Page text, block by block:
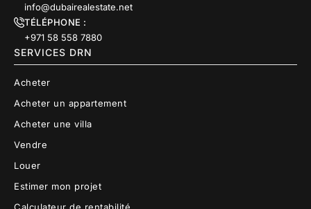
info@dubairealestate.net
TÉLÉPHONE :
+971 58 558 7880
SERVICES DRN
Acheter
Acheter un appartement
Acheter une villa
Vendre
Louer
Estimer mon projet
Calculateur de rentabilité